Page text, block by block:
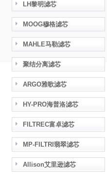
LH黎明滤芯
MOOG穆格滤芯
MAHLE马勒滤芯
聚结分离滤芯
ARGO雅歌滤芯
HY-PRO海普洛滤芯
FILTREC富卓滤芯
MP-FILTRI翡翠滤芯
Allison艾里逊滤芯